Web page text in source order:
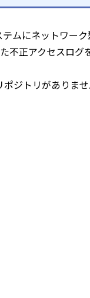
ムにネットワー
不正アクセスロ
ジトリがありま